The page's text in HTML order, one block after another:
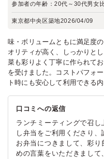
参加者の年齢：20代～30代男女
東京都中央区築地2026/04/09
味・ボリュームともに満足度
オリティが高く、しっかりと
菜も彩りよく丁寧に作られて
を受けました。コストパフォ
ト時にも安心して利用できる
口コミへの返信
ランチミーティングで召
し弁当をご利用くださり、
お弁当につきまして、彩
めの言葉をいただきまして